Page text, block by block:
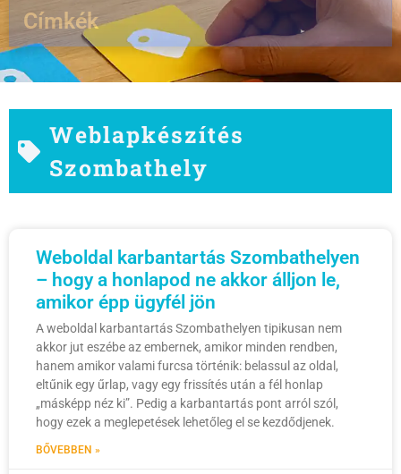
Címkék
Weblapkészítés
Szombathely
Weboldal karbantartás Szombathelyen
– hogy a honlapod ne akkor álljon le,
amikor épp ügyfél jön
A weboldal karbantartás Szombathelyen tipikusan nem
akkor jut eszébe az embernek, amikor minden rendben,
hanem amikor valami furcsa történik: belassul az oldal,
eltűnik egy űrlap, vagy egy frissítés után a fél honlap
„másképp néz ki”. Pedig a karbantartás pont arról szól,
hogy ezek a meglepetések lehetőleg el se kezdődjenek.
BŐVEBBEN »